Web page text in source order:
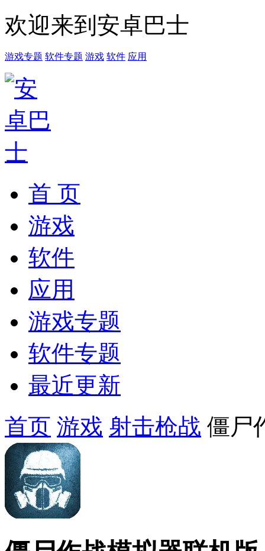
欢迎来到安卓巴士
游戏专题 软件专题 游戏 软件 应用
首 页
游戏
软件
应用
游戏专题
软件专题
最近更新
首页 游戏 射击枪战 僵尸